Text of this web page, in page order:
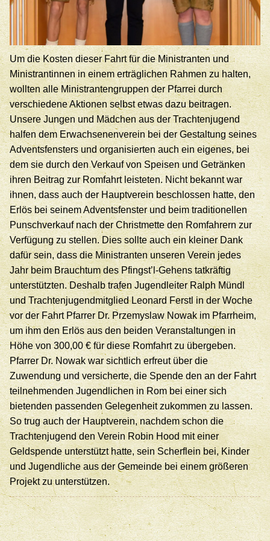
Um die Kosten dieser Fahrt für die Ministranten und
Ministrantinnen in einem erträglichen Rahmen zu halten,
wollten alle Ministrantengruppen der Pfarrei durch
verschiedene Aktionen selbst etwas dazu beitragen.
Unsere Jungen und Mädchen aus der Trachtenjugend
halfen dem Erwachsenenverein bei der Gestaltung seines
Adventsfensters und organisierten auch ein eigenes, bei
dem sie durch den Verkauf von Speisen und Getränken
ihren Beitrag zur Romfahrt leisteten. Nicht bekannt war
ihnen, dass auch der Hauptverein beschlossen hatte, den
Erlös bei seinem Adventsfenster und beim traditionellen
Punschverkauf nach der Christmette den Romfahrern zur
Verfügung zu stellen. Dies sollte auch ein kleiner Dank
dafür sein, dass die Ministranten unseren Verein jedes
Jahr beim Brauchtum des Pfingst’l-Gehens tatkräftig
unterstützten. Deshalb trafen Jugendleiter Ralph Mündl
und Trachtenjugendmitglied Leonard Ferstl in der Woche
vor der Fahrt Pfarrer Dr. Przemyslaw Nowak im Pfarrheim,
um ihm den Erlös aus den beiden Veranstaltungen in
Höhe von 300,00 € für diese Romfahrt zu übergeben.
Pfarrer Dr. Nowak war sichtlich erfreut über die
Zuwendung und versicherte, die Spende den an der Fahrt
teilnehmenden Jugendlichen in Rom bei einer sich
bietenden passenden Gelegenheit zukommen zu lassen.
So trug auch der Hauptverein, nachdem schon die
Trachtenjugend den Verein Robin Hood mit einer
Geldspende unterstützt hatte, sein Scherflein bei, Kinder
und Jugendliche aus der Gemeinde bei einem größeren
Projekt zu unterstützen.